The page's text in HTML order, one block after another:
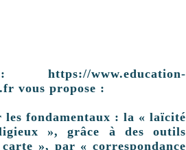
www.education-
vous propose :
les fondamentaux : la « laïcité
», grâce à des outils
», par « correspondance